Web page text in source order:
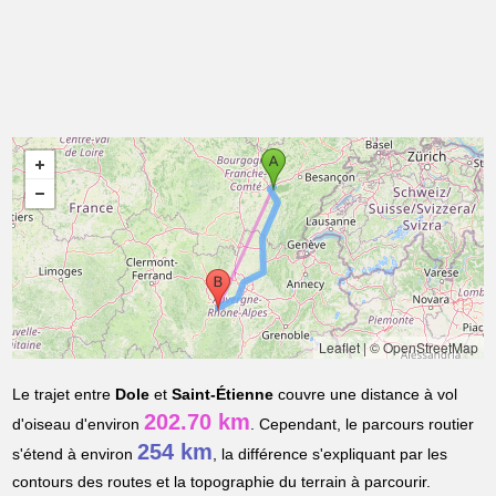
Leaflet|© OpenStreetMap
Le trajet entre Dole etSaint-Étienne couvre une distance à vol
d'oiseau d'environ202.70 km. Cependant, le parcours routier
s'étend à environ254 km, la différence s'expliquant par les
contours des routes et la topographie du terrain à parcourir.